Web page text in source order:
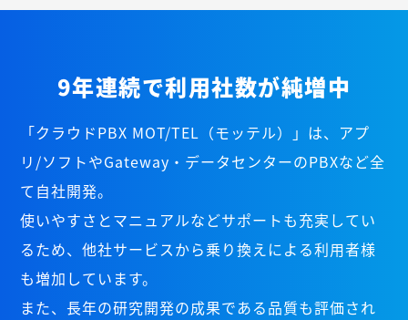
9年連続で利用社数が純増中
「クラウドPBX MOT/TEL（モッテル）」は、アプ
リ/ソフトやGateway・データセンターのPBXなど全
て自社開発。
使いやすさとマニュアルなどサポートも充実してい
るため、他社サービスから乗り換えによる利用者様
も増加しています。
また、長年の研究開発の成果である品質も評価され